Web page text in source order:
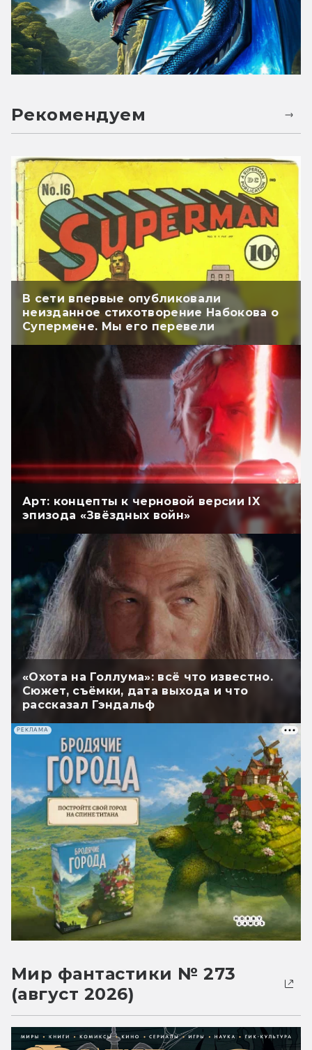
Рекомендуем
В сети впервые опубликовали
неизданное стихотворение Набокова о
Супермене. Мы его перевели
Арт: концепты к черновой версии IX
эпизода «Звёздных войн»
«Охота на Голлума»: всё что известно.
Сюжет, съёмки, дата выхода и что
рассказал Гэндальф
РЕКЛАМА
Мир фантастики № 273
(август 2026)